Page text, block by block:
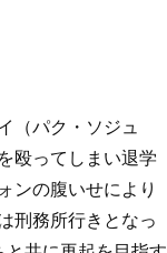
（パク・ソジュ
殴ってしまい退学
ンの腹いせにより
刑務所行きとなっ